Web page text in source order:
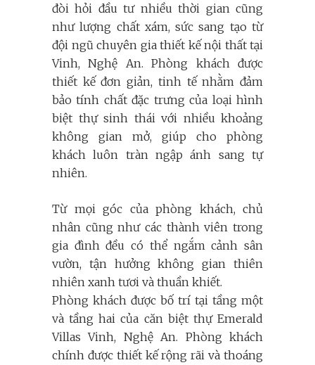
đòi hỏi đầu tư nhiều thời gian cũng
như lượng chất xám, sức sang tạo từ
đội ngũ chuyên gia thiết kế nội thất tại
Vinh, Nghệ An. Phòng khách được
thiết kế đơn giản, tinh tế nhằm đảm
bảo tính chất đặc trưng của loại hình
biệt thự sinh thái với nhiều khoảng
không gian mở, giúp cho phòng
khách luôn tràn ngập ánh sang tự
nhiên.
Từ mọi góc của phòng khách, chủ
nhân cũng như các thành viên trong
gia đình đều có thể ngắm cảnh sân
vườn, tận hưởng không gian thiên
nhiên xanh tươi và thuần khiết.
Phòng khách được bố trí tại tầng một
và tầng hai của căn biệt thự Emerald
Villas Vinh, Nghệ An. Phòng khách
chính được thiết kế rộng rãi và thoáng